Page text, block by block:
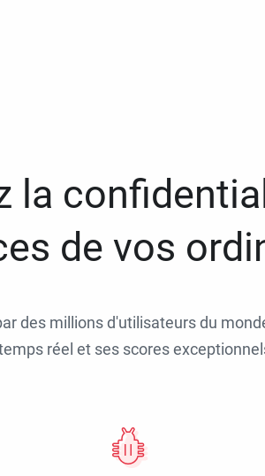
la
de vos
des millions d'utilisateurs du
réel et ses scores